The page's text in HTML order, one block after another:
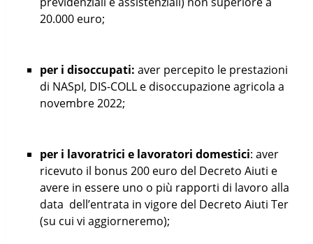
20.000 euro;
per i disoccupati: aver percepito le prestazioni
di NASpI, DIS-COLL e disoccupazione agricola a
novembre 2022;
per i lavoratrici e lavoratori domestici: aver
ricevuto il bonus 200 euro del Decreto Aiuti e
avere in essere uno o più rapporti di lavoro alla
data dell’entrata in vigore del Decreto Aiuti Ter
(su cui vi aggiorneremo);